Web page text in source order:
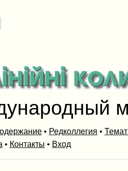
• Редколлегия •
• Контакты • Вход